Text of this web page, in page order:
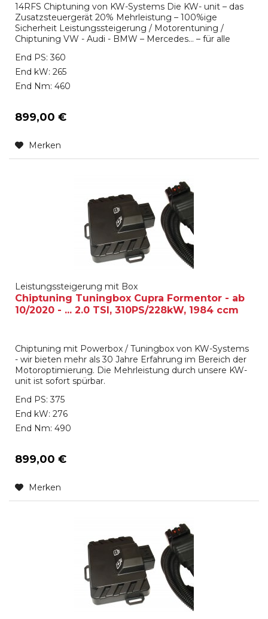
14RFS Chiptuning von KW-Systems Die KW- unit – das
Zusatzsteuergerät 20% Mehrleistung – 100%ige
Sicherheit Leistungssteigerung / Motorentuning /
Chiptuning VW - Audi - BMW – Mercedes… – für alle
oft auch als Powerbox oder Tuningbox bezeichnet,
unterscheidet sich von den üblichen Angeboten durch
die aufwendige Technik, die...
End PS: 360
End kW: 265
End Nm: 460
899,00 €
Merken
Leistungssteigerung mit Box
Chiptuning Tuningbox Cupra Formentor - ab
10/2020 - ... 2.0 TSI, 310PS/228kW, 1984 ccm
Chiptuning mit Powerbox / Tuningbox von KW-Systems
- wir bieten mehr als 30 Jahre Erfahrung im Bereich der
Motoroptimierung. Die Mehrleistung durch unsere KW-
unit ist sofort spürbar.
End PS: 375
End kW: 276
End Nm: 490
899,00 €
Merken